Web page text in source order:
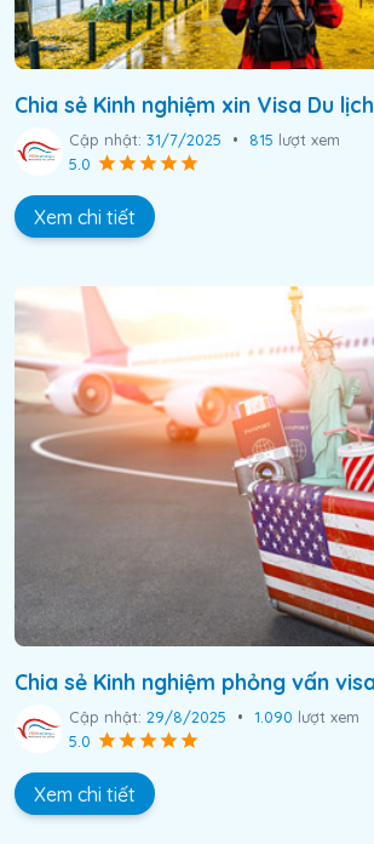
Chia sẻ Kinh nghiệm xin Visa Du
Cập nhật: 31/7/2025 • 815 lượt xem
5.0
Xem chi tiết
Chia sẻ Kinh nghiệm phỏng vấn
Cập nhật: 29/8/2025 • 1.090 lượt xem
5.0
Xem chi tiết